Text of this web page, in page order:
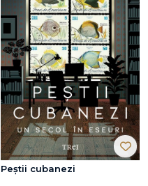
Peștii cubanezi